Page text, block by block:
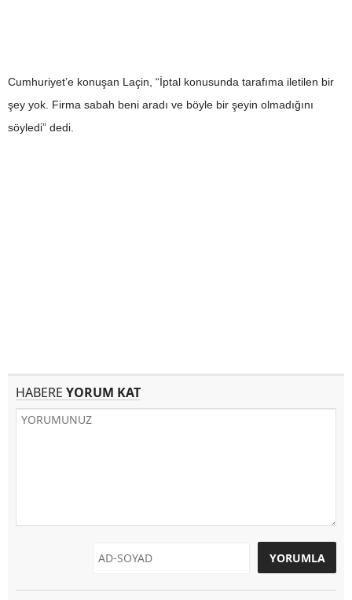
Cumhuriyet’e konuşan Laçin, “İptal konusunda tarafıma iletilen bir
şey yok. Firma sabah beni aradı ve böyle bir şeyin olmadığını
söyledi” dedi.
HABERE YORUM KAT